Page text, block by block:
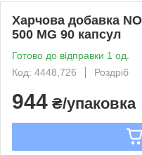
Харчова добавка
500 MG 90 капсул
Готово до відправки 1 од.
Код: 4448,726
Роздріб
944 ₴/упаковка